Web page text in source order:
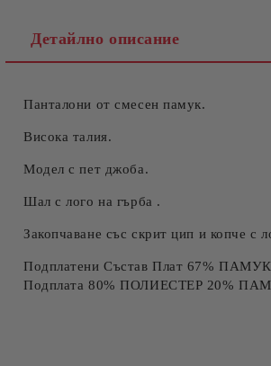
Съгласен съм сПолитиката за
Ние ще се свържем с вас в рамките на
Детайлно описание
Панталони от смесен памук.
Висока талия.
Модел с пет джоба.
Шал с лого на гърба .
Закопчаване със скрит цип и копче с
Подплатени Състав Плат 67%
Подплата 80% ПОЛИЕСТЕР 20%